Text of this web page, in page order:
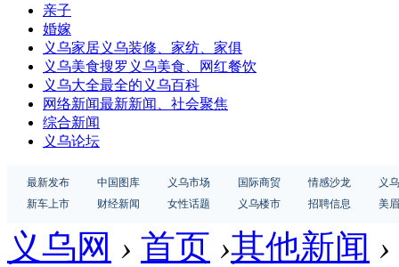
亲子
婚嫁
义乌家居义乌装修、家纺、家俱
义乌美食搜罗义乌美食、网红餐饮
义乌大全最全的义乌百科
网络新闻最新新闻、社会聚焦
综合新闻
义乌论坛
最新发布 中国图库 义乌市场 国际商贸 情感沙龙
义
新车上市
财经新闻 女性话题 义乌楼市 招聘信息 美
义乌网 › 首页 ›其他新闻 ›